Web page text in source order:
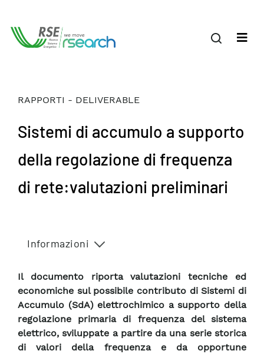
RAPPORTI - DELIVERABLE
Sistemi di accumulo a supporto
della regolazione di frequenza
di rete:valutazioni preliminari
Informazioni
Il documento riporta valutazioni tecniche ed
economiche sul possibile contributo di Sistemi di
Accumulo (SdA) elettrochimico a supporto della
regolazione primaria di frequenza del sistema
elettrico, sviluppate a partire da una serie storica
di valori della frequenza e da opportune